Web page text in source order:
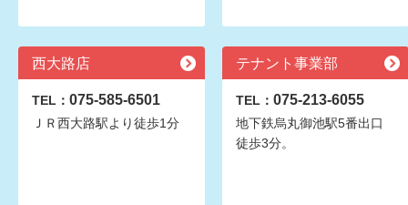
西大路店
TEL： 075-585-6501
ＪＲ西大路駅より徒歩1分
テナント事業部
TEL： 075-213-6055
地下鉄烏丸御池駅5番出口
徒歩3分。